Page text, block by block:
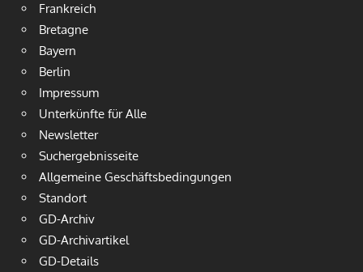
Frankreich
Bretagne
Bayern
Berlin
Impressum
Unterkünfte für Alle
Newsletter
Suchergebnisseite
Allgemeine Geschäftsbedingungen
Standort
GD-Archiv
GD-Archivartikel
GD-Details